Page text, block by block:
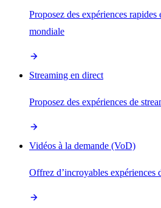
Proposez des expériences rapides
mondiale
Streaming en direct
Proposez des expériences de
Vidéos à la demande (VoD)
Offrez d’incroyables expériences